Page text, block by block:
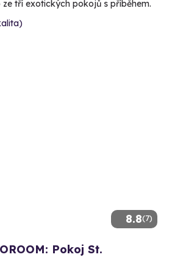
tří exotických pokojů s příběhem.
8.8(7)
Pokoj St.